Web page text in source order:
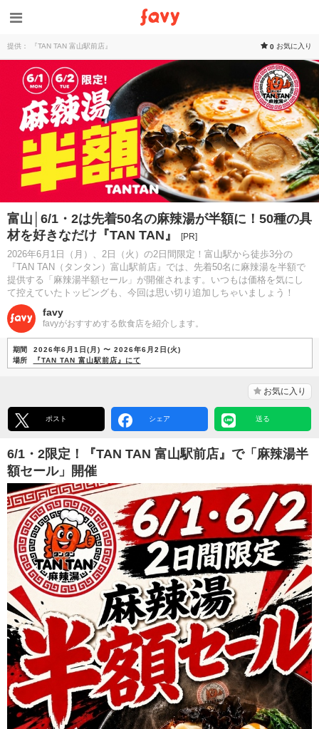
提供： 『TAN TAN 富山駅前店』 0 お気に入り
富山│6/1・2は先着50名の麻辣湯が半額に！50種の具
材を好きなだけ『TAN TAN』
[PR]
2026年6月1日（月）、2日（火）の2日間限定！富山駅から徒歩3分の
『TAN TAN（タンタン）富山駅前店』では、先着50名に麻辣湯を半額で
提供する「麻辣湯半額セール」が開催されます。いつもは価格を気にし
て控えていたトッピングも、今回は思い切り追加しちゃいましょう！
favy
favyがおすすめする飲食店を紹介します。
期間
2026年6月1日(月) 〜 2026年6月2日(火)
場所
『TAN TAN 富山駅前店』にて
お気に入り
ポスト シェア 送る
6/1・2限定！『TAN TAN 富山駅前店』で「麻辣湯半
額セール」開催